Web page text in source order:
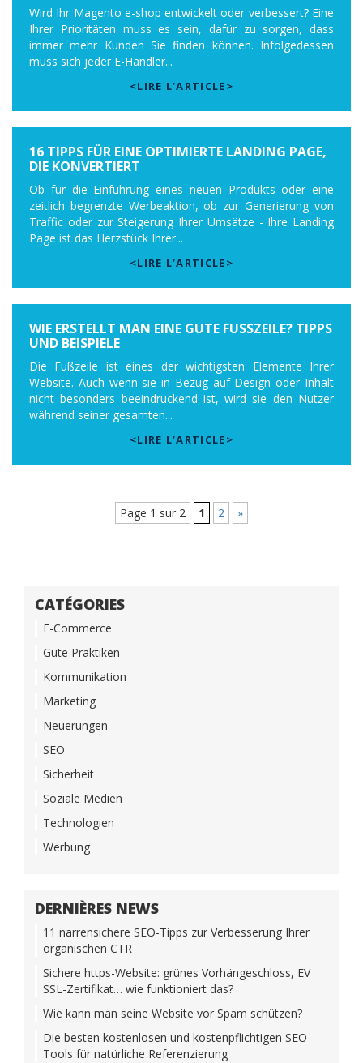
Wird Ihr Magento e-shop entwickelt oder verbessert? Eine
Ihrer Prioritäten muss es sein, dafür zu sorgen, dass
immer mehr Kunden Sie finden können. Infolgedessen
muss sich jeder E-Händler...
<LIRE L’ARTICLE>
16 TIPPS FÜR EINE OPTIMIERTE LANDING PAGE,
DIE KONVERTIERT
Ob für die Einführung eines neuen Produkts oder eine
zeitlich begrenzte Werbeaktion, ob zur Generierung von
Traffic oder zur Steigerung Ihrer Umsätze - Ihre Landing
Page ist das Herzstück Ihrer...
<LIRE L’ARTICLE>
WIE ERSTELLT MAN EINE GUTE FUSSZEILE? TIPPS U
ND BEISPIELE
Die Fußzeile ist eines der wichtigsten Elemente Ihrer
Website. Auch wenn sie in Bezug auf Design oder Inhalt
nicht besonders beeindruckend ist, wird sie den Nutzer
während seiner gesamten...
<LIRE L’ARTICLE>
Page 1 sur 2 1 2 »
CATÉGORIES
E-Commerce
Gute Praktiken
Kommunikation
Marketing
Neuerungen
SEO
Sicherheit
Soziale Medien
Technologien
Werbung
DERNIÈRES NEWS
11 narrensichere SEO-Tipps zur Verbesserung Ihrer
organischen CTR
Sichere https-Website: grünes Vorhängeschloss, EV
SSL-Zertifikat… wie funktioniert das?
Wie kann man seine Website vor Spam schützen?
Die besten kostenlosen und kostenpflichtigen SEO-
Tools für natürliche Referenzierung